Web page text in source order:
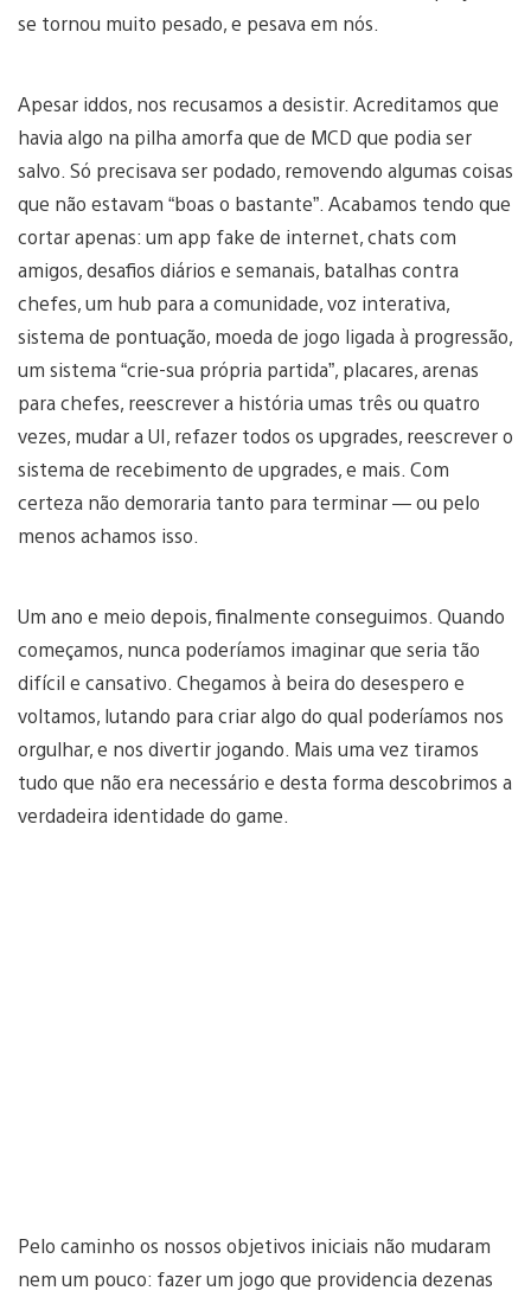
se tornou muito pesado, e pesava em nós.
Apesar iddos, nos recusamos a desistir. Acreditamos que
havia algo na pilha amorfa que de MCD que podia ser
salvo. Só precisava ser podado, removendo algumas coisas
que não estavam “boas o bastante”. Acabamos tendo que
cortar apenas: um app fake de internet, chats com
amigos, desafios diários e semanais, batalhas contra
chefes, um hub para a comunidade, voz interativa,
sistema de pontuação, moeda de jogo ligada à progressão,
um sistema “crie-sua própria partida”, placares, arenas
para chefes, reescrever a história umas três ou quatro
vezes, mudar a UI, refazer todos os upgrades, reescrever o
sistema de recebimento de upgrades, e mais. Com
certeza não demoraria tanto para terminar — ou pelo
menos achamos isso.
Um ano e meio depois, finalmente conseguimos. Quando
começamos, nunca poderíamos imaginar que seria tão
difícil e cansativo. Chegamos à beira do desespero e
voltamos, lutando para criar algo do qual poderíamos nos
orgulhar, e nos divertir jogando. Mais uma vez tiramos
tudo que não era necessário e desta forma descobrimos a
verdadeira identidade do game.
Pelo caminho os nossos objetivos iniciais não mudaram
nem um pouco: fazer um jogo que providencia dezenas